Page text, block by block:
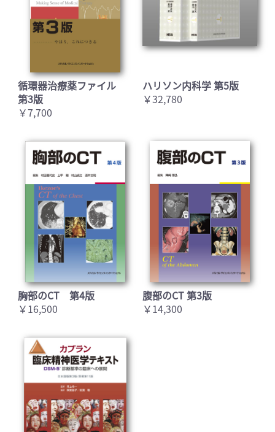
循環器治療薬ファイル
第3版
￥7,700
ハリソン内科学 第5版
￥32,780
胸部のCT 第4版
￥16,500
腹部のCT 第3版
￥14,300